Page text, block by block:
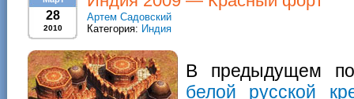
28
2010
Артем Садовский
Категория: Индия
В предыдущем
белой русской